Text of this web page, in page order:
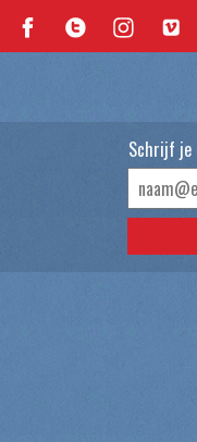
Schrijf je